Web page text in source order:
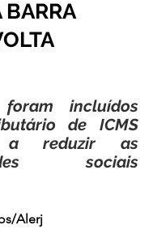
BARRA
de 5 estrelas.
foram incluídos
de ICMS
a reduzir as
sociais
Alerj